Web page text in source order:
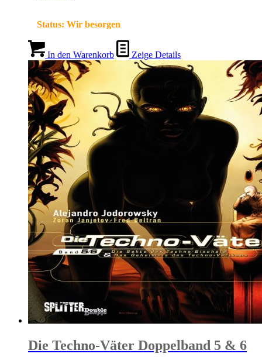
Status: Wir besorgen
In den Warenkorb Zeige Details
Die Techno-Väter Doppelband 5 & 6